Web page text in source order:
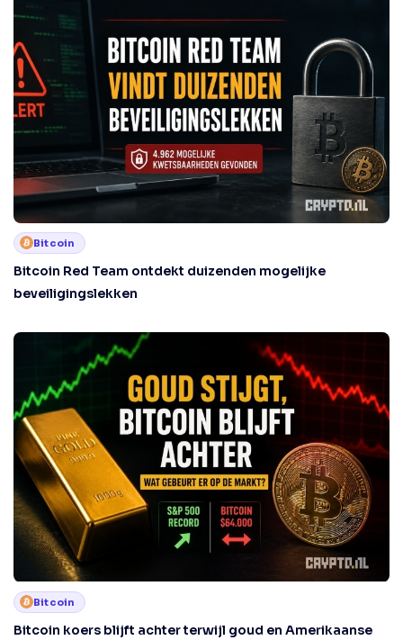
Bitcoin
Bitcoin Red Team ontdekt duizenden mogelijke
beveiligingslekken
Bitcoin
Bitcoin koers blijft achter terwijl goud en Amerikaanse